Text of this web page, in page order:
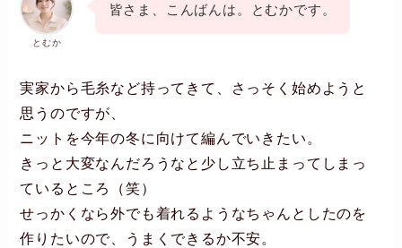
とむか
皆さま、こんばんは。とむかです。
実家から毛糸など持ってきて、さっそく始めようと
思うのですが、
ニットを今年の冬に向けて編んでいきたい。
きっと大変なんだろうなと少し立ち止まってしまっ
ているところ（笑）
せっかくなら外でも着れるようなちゃんとしたのを
作りたいので、うまくできるか不安。